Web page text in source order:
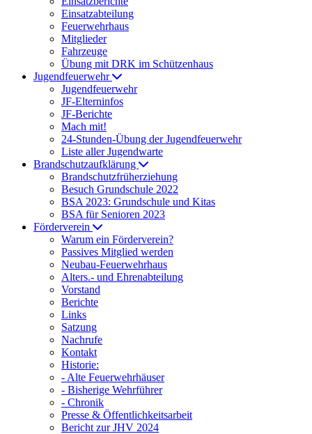
Einsatzabteilung
Feuerwehrhaus
Mitglieder
Fahrzeuge
Übung mit DRK im Schützenhaus
Jugendfeuerwehr
Jugendfeuerwehr
JF-Elterninfos
JF-Berichte
Mach mit!
24-Stunden-Übung der Jugendfeuerwehr
Liste aller Jugendwarte
Brandschutzaufklärung
Brandschutzfrüherziehung
Besuch Grundschule 2022
BSA 2023: Grundschule und Kitas
BSA für Senioren 2023
Förderverein
Warum ein Förderverein?
Passives Mitglied werden
Neubau-Feuerwehrhaus
Alters.- und Ehrenabteilung
Vorstand
Berichte
Links
Satzung
Nachrufe
Kontakt
Historie:
- Alte Feuerwehrhäuser
- Bisherige Wehrführer
- Chronik
Presse & Öffentlichkeitsarbeit
Bericht zur JHV 2024